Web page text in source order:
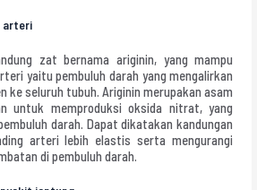
arteri
zat bernama ariginin, yang mampu
yaitu pembuluh darah yang mengalirkan
ke seluruh tubuh. Ariginin merupakan asam
untuk memproduksi oksida nitrat, yang
darah. Dapat dikatakan kandungan
arteri lebih elastis serta mengurangi
di pembuluh darah.